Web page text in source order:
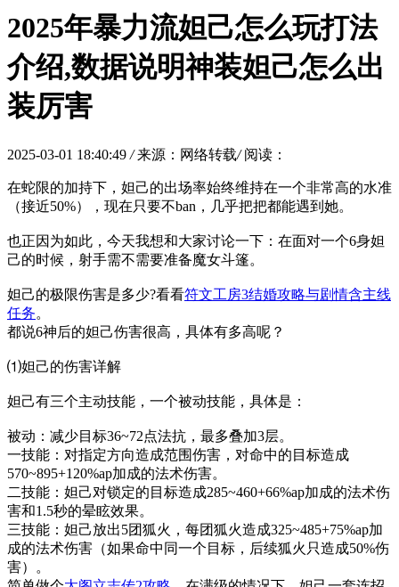
2025年暴力流妲己怎么玩打法
介绍,数据说明神装妲己怎么出
装厉害
2025-03-01 18:40:49 / 来源：网络转载/ 阅读：
在蛇限的加持下，妲己的出场率始终维持在一个非常高的水准
（接近50%），现在只要不ban，几乎把把都能遇到她。
也正因为如此，今天我想和大家讨论一下：在面对一个6身妲
己的时候，射手需不需要准备魔女斗篷。
妲己的极限伤害是多少?看看符文工房3结婚攻略与剧情含主线
任务。
都说6神后的妲己伤害很高，具体有多高呢？
⑴妲己的伤害详解
妲己有三个主动技能，一个被动技能，具体是：
被动：减少目标36~72点法抗，最多叠加3层。
一技能：对指定方向造成范围伤害，对命中的目标造成
570~895+120%ap加成的法术伤害。
二技能：妲己对锁定的目标造成285~460+66%ap加成的法术伤
害和1.5秒的晕眩效果。
三技能：妲己放出5团狐火，每团狐火造成325~485+75%ap加
成的法术伤害（如果命中同一个目标，后续狐火只造成50%伤
害）。